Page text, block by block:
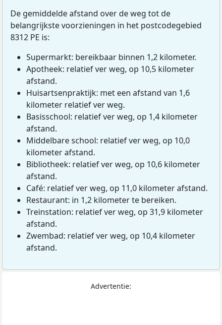
De gemiddelde afstand over de weg tot de
belangrijkste voorzieningen in het postcodegebied
8312 PE is:
Supermarkt: bereikbaar binnen 1,2 kilometer.
Apotheek: relatief ver weg, op 10,5 kilometer
afstand.
Huisartsenpraktijk: met een afstand van 1,6
kilometer relatief ver weg.
Basisschool: relatief ver weg, op 1,4 kilometer
afstand.
Middelbare school: relatief ver weg, op 10,0
kilometer afstand.
Bibliotheek: relatief ver weg, op 10,6 kilometer
afstand.
Café: relatief ver weg, op 11,0 kilometer afstand.
Restaurant: in 1,2 kilometer te bereiken.
Treinstation: relatief ver weg, op 31,9 kilometer
afstand.
Zwembad: relatief ver weg, op 10,4 kilometer
afstand.
Advertentie: